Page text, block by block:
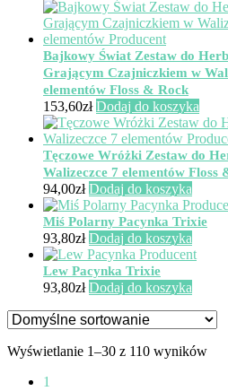
Bajkowy Świat Zestaw do
Grającym Czajniczkiem w
elementów Floss & Rock
153,60zł Dodaj do koszyka
Tęczowe Wróżki Zestaw do
Walizeczce 7 elementów Floss
94,00zł Dodaj do koszyka
Miś Polarny Pacynka Trixie
93,80zł Dodaj do koszyka
Lew Pacynka Trixie
93,80zł Dodaj do koszyka
Wyświetlanie 1–30 z 110 wyników
1